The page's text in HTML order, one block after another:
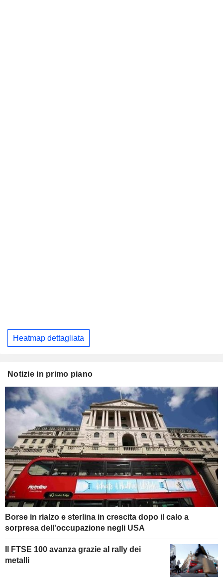
Heatmap dettagliata
Notizie in primo piano
Borse in rialzo e sterlina in crescita dopo il calo a
sorpresa dell'occupazione negli USA
Il FTSE 100 avanza grazie al rally dei
metalli